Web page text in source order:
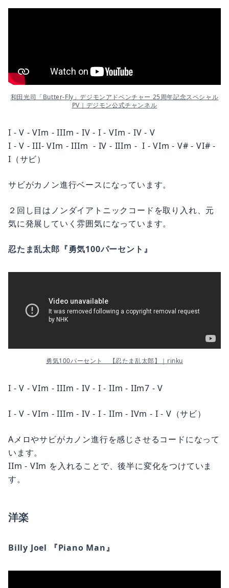
和田光司「Butter-Fly」デジモンアドベンチャー 25周年記念スペシャル
PV｜デジモン公式チャンネル
I - V - VIm - IIIm - IV - I - VIm - IV - V
I - V - III- VIm - IIIm - IV - IIIm - I - VIm - V# - VI# -
I（サビ）
サビがカノン進行ベースになっています。
２回し目はノンダイアトニックコードを取り入れ、元
気に発展していく雰囲気になっています。
忍たま乱太郎『勇気100パーセント』
勇気100パーセント　【忍たま乱太郎】｜rinku
I - V - VIm - IIIm - IV - I - IIm - IIm7 - V
I - V - VIm - IIIm - IV - I - IIm - IVm - I - V（サビ）
Aメロやサビがカノン進行を感じさせるコードになって
います。
IIm - VIm を入れることで、後半に変化をつけていま
す。
洋楽
Billy Joel 『Piano Man』